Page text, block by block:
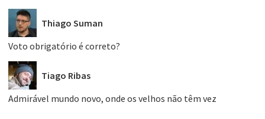
Thiago Suman
Voto obrigatório é correto?
Tiago Ribas
Admirável mundo novo, onde os velhos não têm vez